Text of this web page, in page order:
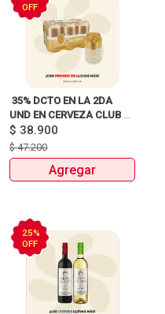
OFF
35% DCTO EN LA 2DA
UND EN CERVEZA CLUB
COLOMBIA 330 ML LATA X
6 UNIDADES
ANTES:$47.200
AHORA:$38.900
$ 38.900
$47.200
Agregar
25%
OFF